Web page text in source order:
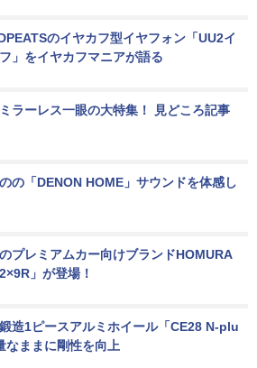
のイヤカフ型イヤフォン「UU2イ
」をイヤカフマニアが語る
ラーレス一眼の大特集！ 見どころ記事
の「DENON HOME」サウンドを体感し
プレミアムカー向けブランドHOMURA
」が登場！
造1ピースアルミホイール「CE28 N-plu
なままに剛性を向上